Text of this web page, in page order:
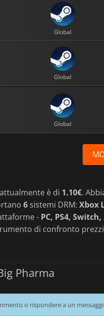
Global
Global
Global
è di 1.10€.
6 sistemi DRM: Xbox
- PC, PS4,
di confronto
Pharma
o rispondere a un